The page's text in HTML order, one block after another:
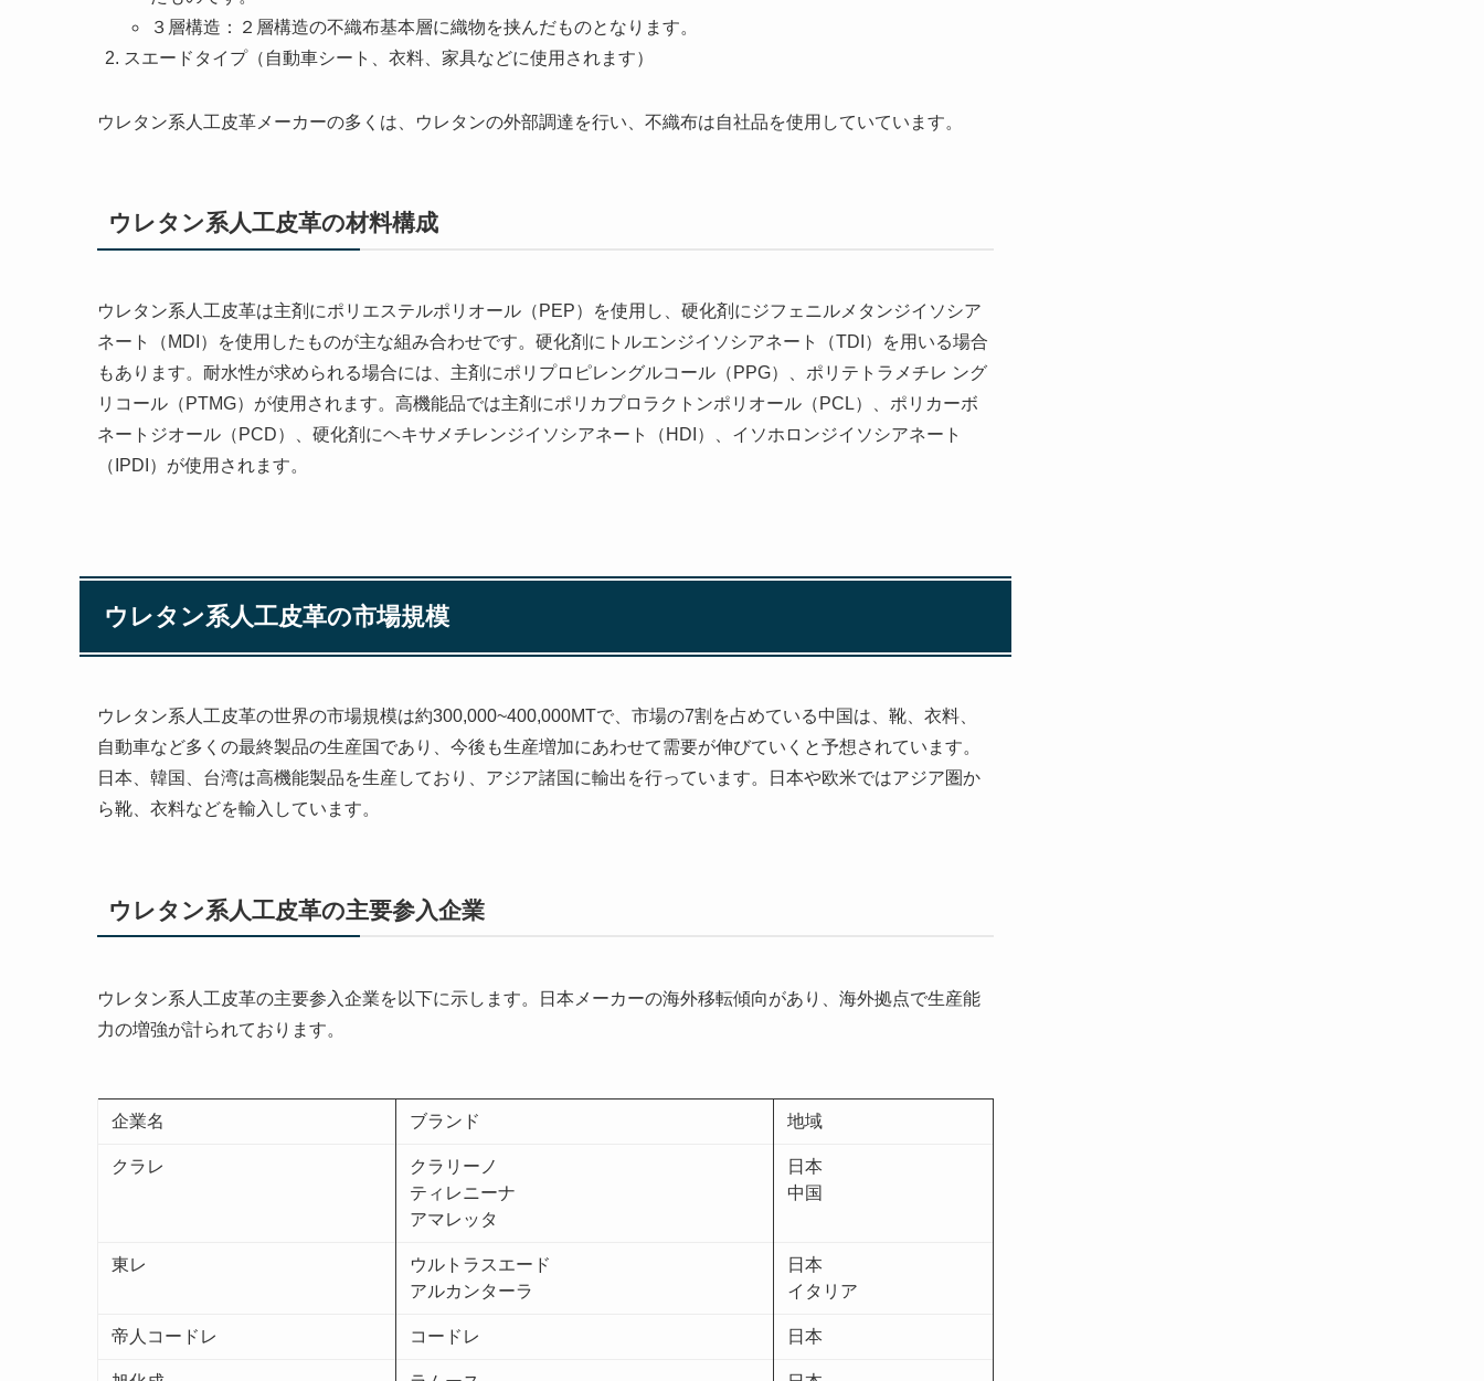
３層構造：２層構造の不織布基本層に織物を挟んだものとなります。
スエードタイプ（自動車シート、衣料、家具などに使用されます）
ウレタン系人工皮革メーカーの多くは、ウレタンの外部調達を行い、不織布は自社品を使用していています。
ウレタン系人工皮革の材料構成
ウレタン系人工皮革は主剤にポリエステルポリオール（PEP）を使用し、硬化剤にジフェニルメタンジイソシア
ネート（MDI）を使用したものが主な組み合わせです。硬化剤にトルエンジイソシアネート（TDI）を用いる場合
もあります。耐水性が求められる場合には、主剤にポリプロピレングルコール（PPG）、ポリテトラメチレ ング
リコール（PTMG）が使用されます。高機能品では主剤にポリカプロラクトンポリオール（PCL）、ポリカーボ
ネートジオール（PCD）、硬化剤にヘキサメチレンジイソシアネート（HDI）、イソホロンジイソシアネート
（IPDI）が使用されます。
ウレタン系人工皮革の市場規模
ウレタン系人工皮革の世界の市場規模は約300,000~400,000MTで、市場の7割を占めている中国は、靴、衣料、
自動車など多くの最終製品の生産国であり、今後も生産増加にあわせて需要が伸びていくと予想されています。
日本、韓国、台湾は高機能製品を生産しており、アジア諸国に輸出を行っています。日本や欧米ではアジア圏か
ら靴、衣料などを輸入しています。
ウレタン系人工皮革の主要参入企業
ウレタン系人工皮革の主要参入企業を以下に示します。日本メーカーの海外移転傾向があり、海外拠点で生産能
力の増強が計られております。
企業名 ブランド 地域
クラレ
クラリーノ
ティレニーナ
アマレッタ
日本
中国
東レ
ウルトラスエード
アルカンターラ
日本
イタリア
帝人コードレ コードレ 日本